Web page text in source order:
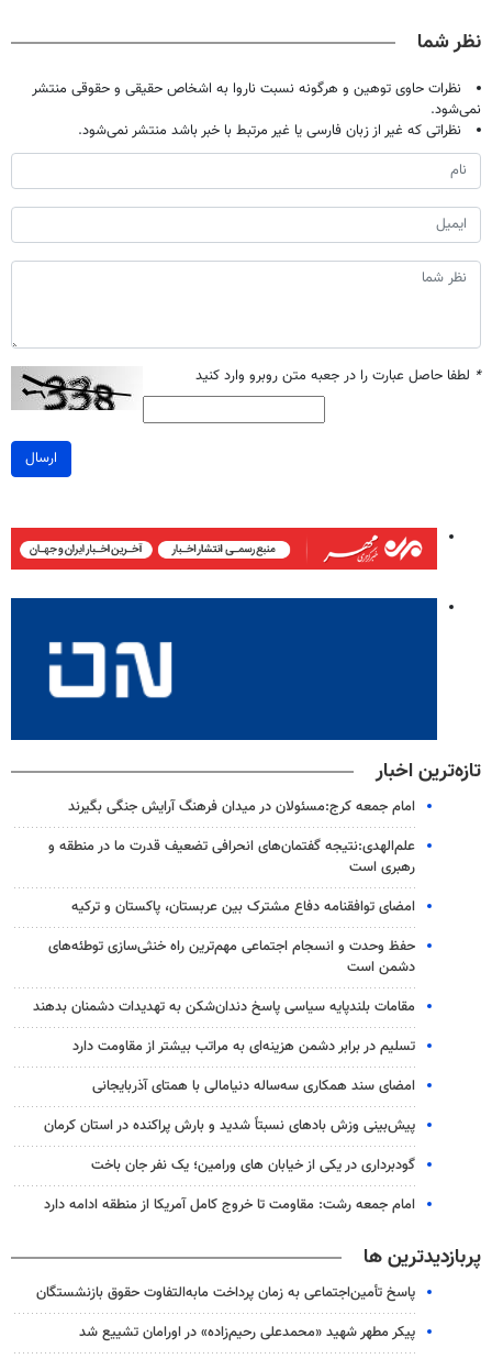
نظر شما
نظرات حاوی توهین و هرگونه نسبت ناروا به اشخاص حقیقی و حقوقی منتشر
نمی‌شود.
نظراتی که غیر از زبان فارسی یا غیر مرتبط با خبر باشد منتشر نمی‌شود.
* لطفا حاصل عبارت را در جعبه متن روبرو وارد کنید
ارسال
تازه‌ترین اخبار
امام جمعه کرج:مسئولان در میدان فرهنگ آرایش جنگی بگیرند
علم‌الهدی:نتیجه گفتمان‌های انحرافی تضعیف قدرت ما در منطقه و
رهبری است
امضای توافقنامه دفاع مشترک بین عربستان، پاکستان و ترکیه
حفظ وحدت و انسجام اجتماعی مهم‌ترین راه خنثی‌سازی توطئه‌های
دشمن است
مقامات بلندپایه سیاسی پاسخ دندان‌شکن به تهدیدات دشمنان بدهند
تسلیم در برابر دشمن هزینه‌ای به مراتب بیشتر از مقاومت دارد
امضای سند همکاری سه‌ساله دنیامالی با همتای آذربایجانی
پیش‌بینی وزش بادهای نسبتاً شدید و بارش پراکنده در استان کرمان
گودبرداری در یکی از خیابان های ورامین؛ یک نفر جان باخت
امام جمعه رشت: مقاومت تا خروج کامل آمریکا از منطقه ادامه دارد
پربازدیدترین ها
پاسخ تأمین‌اجتماعی به زمان پرداخت مابه‌التفاوت حقوق بازنشستگان
پیکر مطهر شهید «محمدعلی رحیم‌زاده» در اورامان تشییع شد